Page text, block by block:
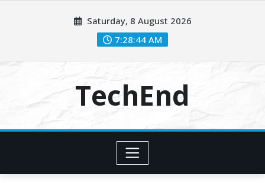
Saturday, 8 August 2026
7:28:45 AM
TechEnd